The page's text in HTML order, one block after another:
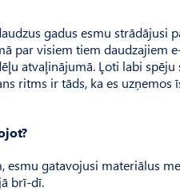
gadus esmu
par visiem tiem daudzajiem
atvaļinājumā. Ļoti labi
ritms ir tāds, ka es
esmu gatavojusi materiālus
brī-dī.